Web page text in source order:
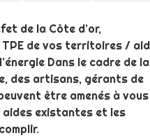
de la Côte d’or,
de vos territoires /
Dans le cadre de la
des artisans, gérants de
être amenés à vous
existantes et les